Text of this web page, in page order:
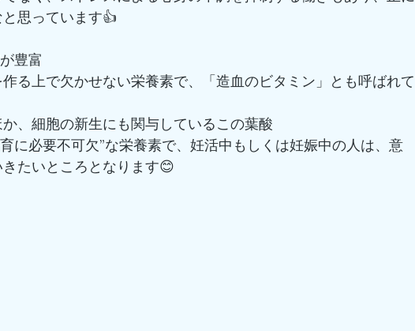
思っています👍
豊富
る上で欠かせない栄養素で、「造血のビタミン」とも呼ばれて
、細胞の新生にも関与しているこの葉酸
に必要不可欠”な栄養素で、妊活中もしくは妊娠中の人は、意
たいところとなります😊